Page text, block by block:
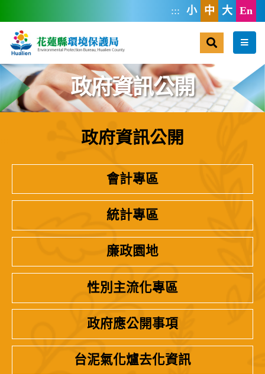
::: 小 中 大 En
選單
政府資訊公開
政府資訊公開
會計專區
統計專區
廉政園地
性別主流化專區
政府應公開事項
台泥氣化爐去化資訊